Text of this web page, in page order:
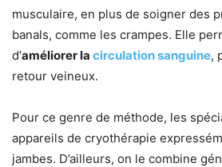
musculaire, en plus de soigner des
banals, comme les crampes. Elle
d’améliorer la circulation sanguine,
retour veineux.
Pour ce genre de méthode, les
appareils de cryothérapie
jambes. D’ailleurs, on le combine